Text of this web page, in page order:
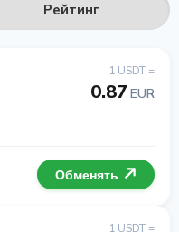
Рейтинг
1 USDT =
0.87 EUR
Обменять
1 USDT =